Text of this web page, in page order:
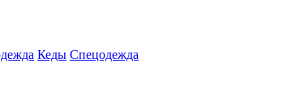
Кеды Спецодежда